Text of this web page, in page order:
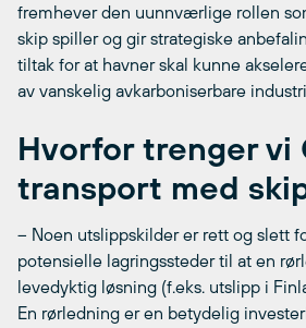
fremhever den uunnværlige rollen
skip spiller og gir strategiske
tiltak for at havner skal kunne
av vanskelig avkarboniserbare
Hvorfor trenger vi
transport med
– Noen utslippskilder er rett og slett
potensielle lagringssteder til at en
levedyktig løsning (f.eks. utslipp i
En rørledning er en betydelig